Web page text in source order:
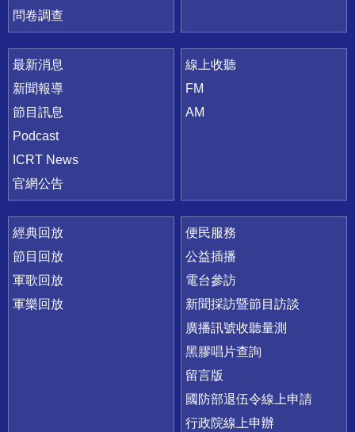
問卷調查
最新消息
新聞報導
節目訊息
Podcast
ICRT News
官網公告
線上收聽
FM
AM
經典回放
節目回放
軍歌回放
軍樂回放
便民服務
公益插播
電台參訪
新聞採訪暨節目訪談
廣播訊號收聽量測
黑膠唱片查詢
留言版
國防部退伍令線上申請
行政院線上申辦